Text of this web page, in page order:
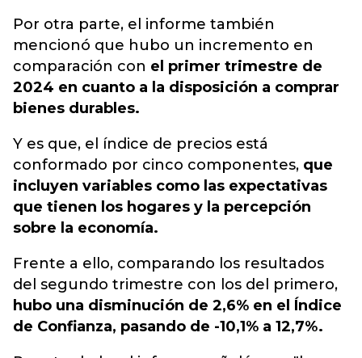
Por otra parte, el informe también
mencionó que hubo un incremento en
comparación con el primer trimestre de
2024 en cuanto a la disposición a comprar
bienes durables.
Y es que, el índice de precios está
conformado por cinco componentes, que
incluyen variables como las expectativas
que tienen los hogares y la percepción
sobre la economía.
Frente a ello, comparando los resultados
del segundo trimestre con los del primero,
hubo una disminución de 2,6% en el Índice
de Confianza, pasando de -10,1% a 12,7%.